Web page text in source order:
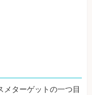
メターゲットの一つ目